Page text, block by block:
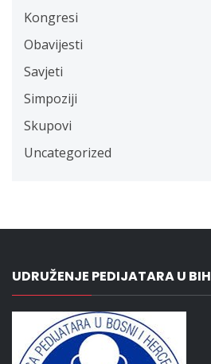
Kongresi
Obavijesti
Savjeti
Simpoziji
Skupovi
Uncategorized
UDRUŽENJE PEDIJATARA U BIH